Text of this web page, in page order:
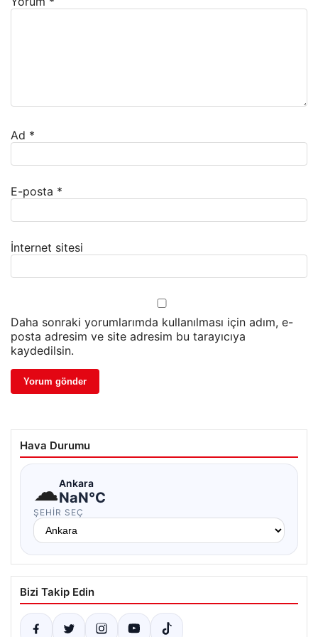
Ad *
E-posta *
İnternet sitesi
Daha sonraki yorumlarımda kullanılması için adım, e-
posta adresim ve site adresim bu tarayıcıya
kaydedilsin.
Hava Durumu
☁Ankara
NaN°C
ŞEHIR SEÇ
Bizi Takip Edin